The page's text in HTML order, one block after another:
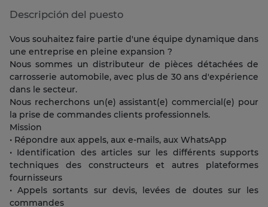
Descripción del puesto
Vous souhaitez faire partie d'une équipe dynamique dans
une entreprise en pleine expansion ?
Nous sommes un distributeur de pièces détachées de
carrosserie automobile, avec plus de 30 ans d'expérience
dans le secteur.
Nous recherchons un(e) assistant(e) commercial(e) pour
la prise de commandes clients professionnels.
Mission
• Répondre aux appels, aux e-mails, aux WhatsApp
• Identification des articles sur les différents supports
techniques des constructeurs et autres plateformes
fournisseurs
• Appels sortants sur devis, levées de doutes sur les
commandes